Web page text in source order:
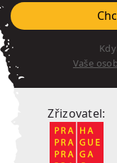
Vaše
Zřizovatel: